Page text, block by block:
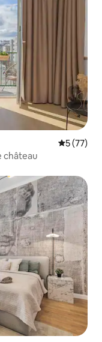
5 (77)
château